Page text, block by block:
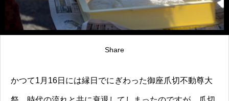
Share
かつて1月16日には縁日でにぎわった御座爪切不動尊大